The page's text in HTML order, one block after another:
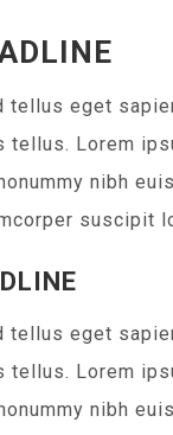
tellus eget
tellus. Lorem
nibh
suscipit
tellus eget
tellus. Lorem
nibh